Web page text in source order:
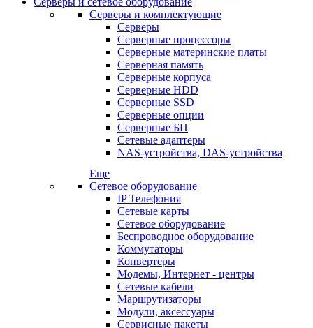
Серверы и комплектующие
Серверы
Серверные процессоры
Серверные материнские платы
Серверная память
Серверные корпуса
Серверные HDD
Серверные SSD
Серверные опции
Серверные БП
Сетевые адаптеры
NAS-устройства, DAS-устройства
Еще
Сетевое оборудование
IP Телефония
Сетевые карты
Сетевое оборудование
Беспроводное оборудование
Коммутаторы
Конвертеры
Модемы, Интернет - центры
Сетевые кабели
Маршрутизаторы
Модули, аксессуары
Сервисные пакеты